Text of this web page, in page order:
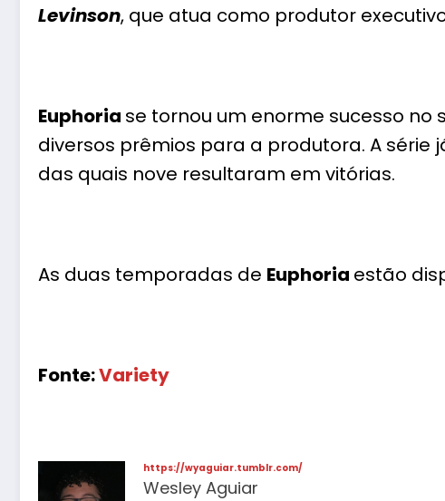
Levinson, que atua como produtor
Euphoria se tornou um enorme sucesso no
diversos prêmios para a produtora. A série
das quais nove resultaram em vitórias.
As duas temporadas de Euphoria estão
Fonte:Variety
https://wyaguiar.tumblr.com/
Wesley Aguiar